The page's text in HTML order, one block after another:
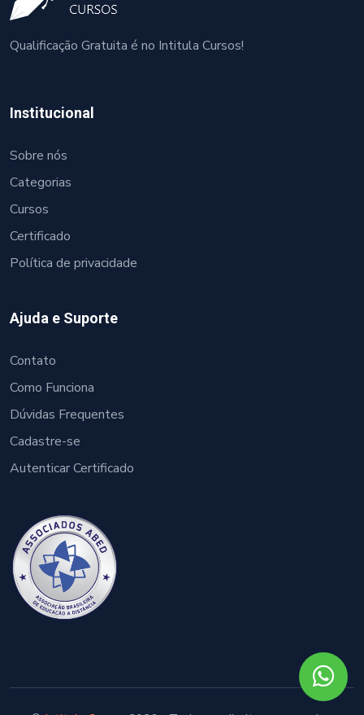
Qualificação Gratuita é no Intitula Cursos!
Institucional
Sobre nós
Categorias
Cursos
Certificado
Política de privacidade
Ajuda e Suporte
Contato
Como Funciona
Dúvidas Frequentes
Cadastre-se
Autenticar Certificado